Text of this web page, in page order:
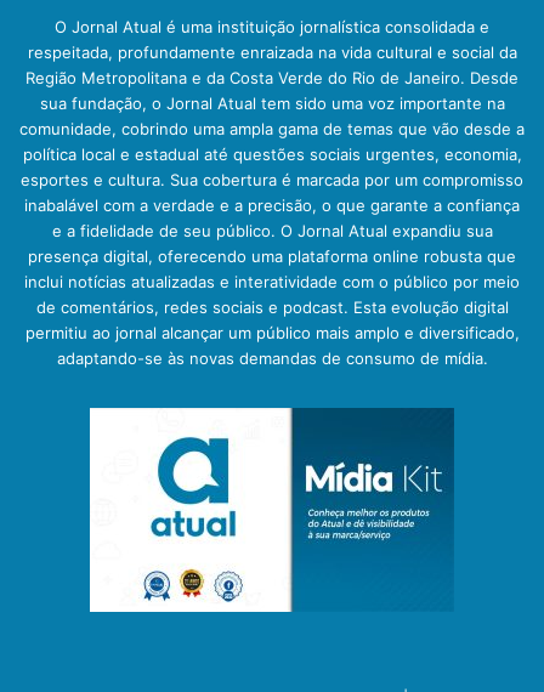
O Jornal Atual é uma instituição jornalística consolidada e
respeitada, profundamente enraizada na vida cultural e social da
Região Metropolitana e da Costa Verde do Rio de Janeiro. Desde
sua fundação, o Jornal Atual tem sido uma voz importante na
comunidade, cobrindo uma ampla gama de temas que vão desde a
política local e estadual até questões sociais urgentes, economia,
esportes e cultura. Sua cobertura é marcada por um compromisso
inabalável com a verdade e a precisão, o que garante a confiança
e a fidelidade de seu público. O Jornal Atual expandiu sua
presença digital, oferecendo uma plataforma online robusta que
inclui notícias atualizadas e interatividade com o público por meio
de comentários, redes sociais e podcast. Esta evolução digital
permitiu ao jornal alcançar um público mais amplo e diversificado,
adaptando-se às novas demandas de consumo de mídia.